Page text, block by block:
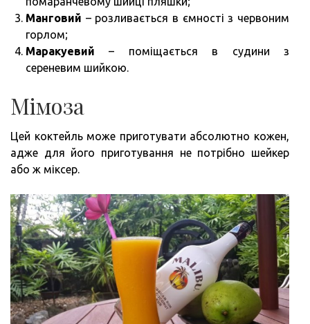
Манговий – розливається в ємності з червоним
горлом;
Маракуевий – поміщається в судини з
сереневим шийкою.
Мімоза
Цей коктейль може приготувати абсолютно кожен,
адже для його приготування не потрібно шейкер
або ж міксер.